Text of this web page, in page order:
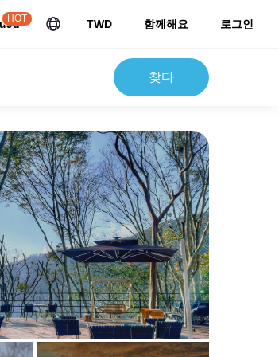
HOT TWD 함께해요 로그인
찾다